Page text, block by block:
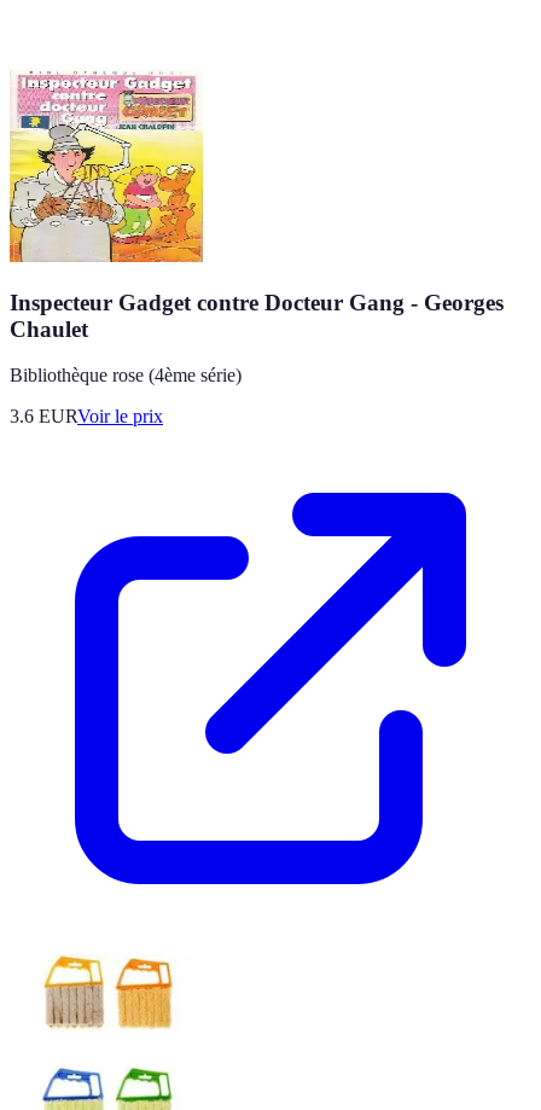
Inspecteur Gadget contre Docteur Gang - Georges
Chaulet
Bibliothèque rose (4ème série)
3.6 EURVoir le prix